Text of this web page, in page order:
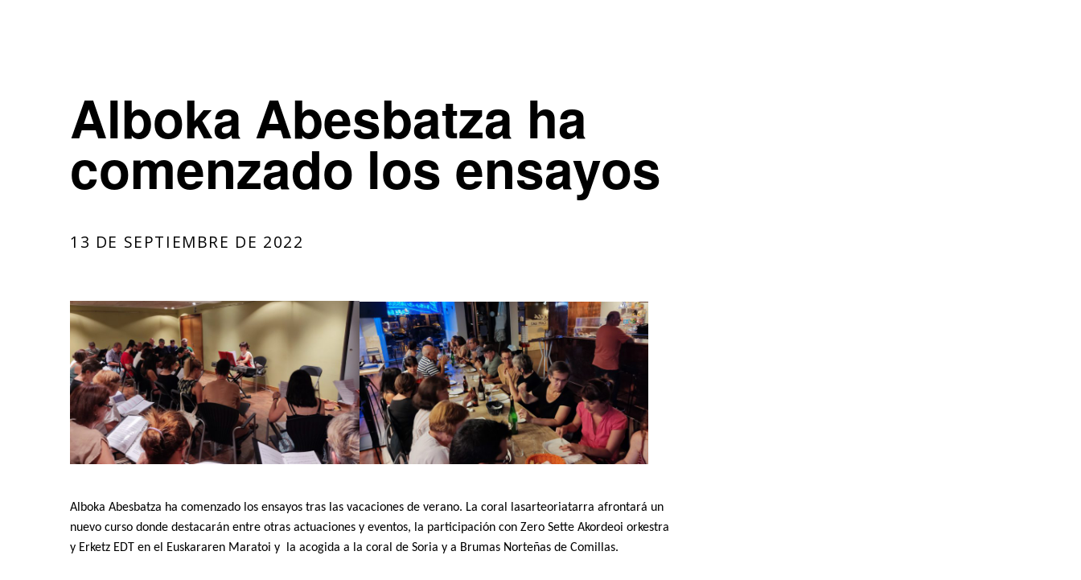
Alboka Abesbatza ha
comenzado los ensayos
13 DE SEPTIEMBRE DE 2022
Alboka Abesbatza ha comenzado los ensayos tras las vacaciones de verano. La coral lasarteoriatarra afrontará un
nuevo curso donde destacarán entre otras actuaciones y eventos, la participación con Zero Sette Akordeoi orkestra
y Erketz EDT en el Euskararen Maratoi y la acogida a la coral de Soria y a Brumas Norteñas de Comillas.